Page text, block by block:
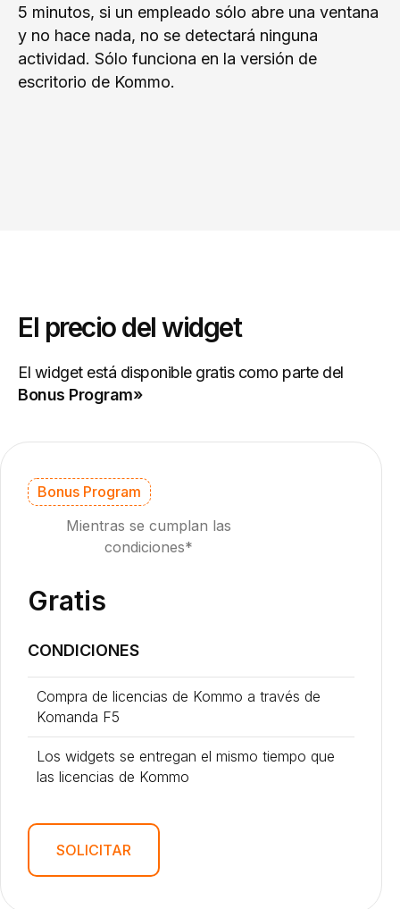
5 minutos, si un empleado sólo abre una ventana
y no hace nada, no se detectará ninguna
actividad. Sólo funciona en la versión de
escritorio de Kommo.
El precio del widget
El widget está disponible gratis como parte del
Bonus Program»
Bonus Program
Mientras se cumplan las
condiciones*
Gratis
CONDICIONES
Compra de licencias de Kommo a través de
Komanda F5
Los widgets se entregan el mismo tiempo que
las licencias de Kommo
SOLICITAR